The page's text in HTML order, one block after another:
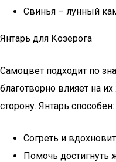
Свинья – лунный
Янтарь для Козерога
Самоцвет подходит по
благотворно влияет на
сторону. Янтарь способен:
Согреть и
Помочь достигнуть